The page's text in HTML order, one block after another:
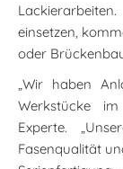
einsetzen,
oder
„Wir haben
Werkstücke
Experte.
Fasenqualität